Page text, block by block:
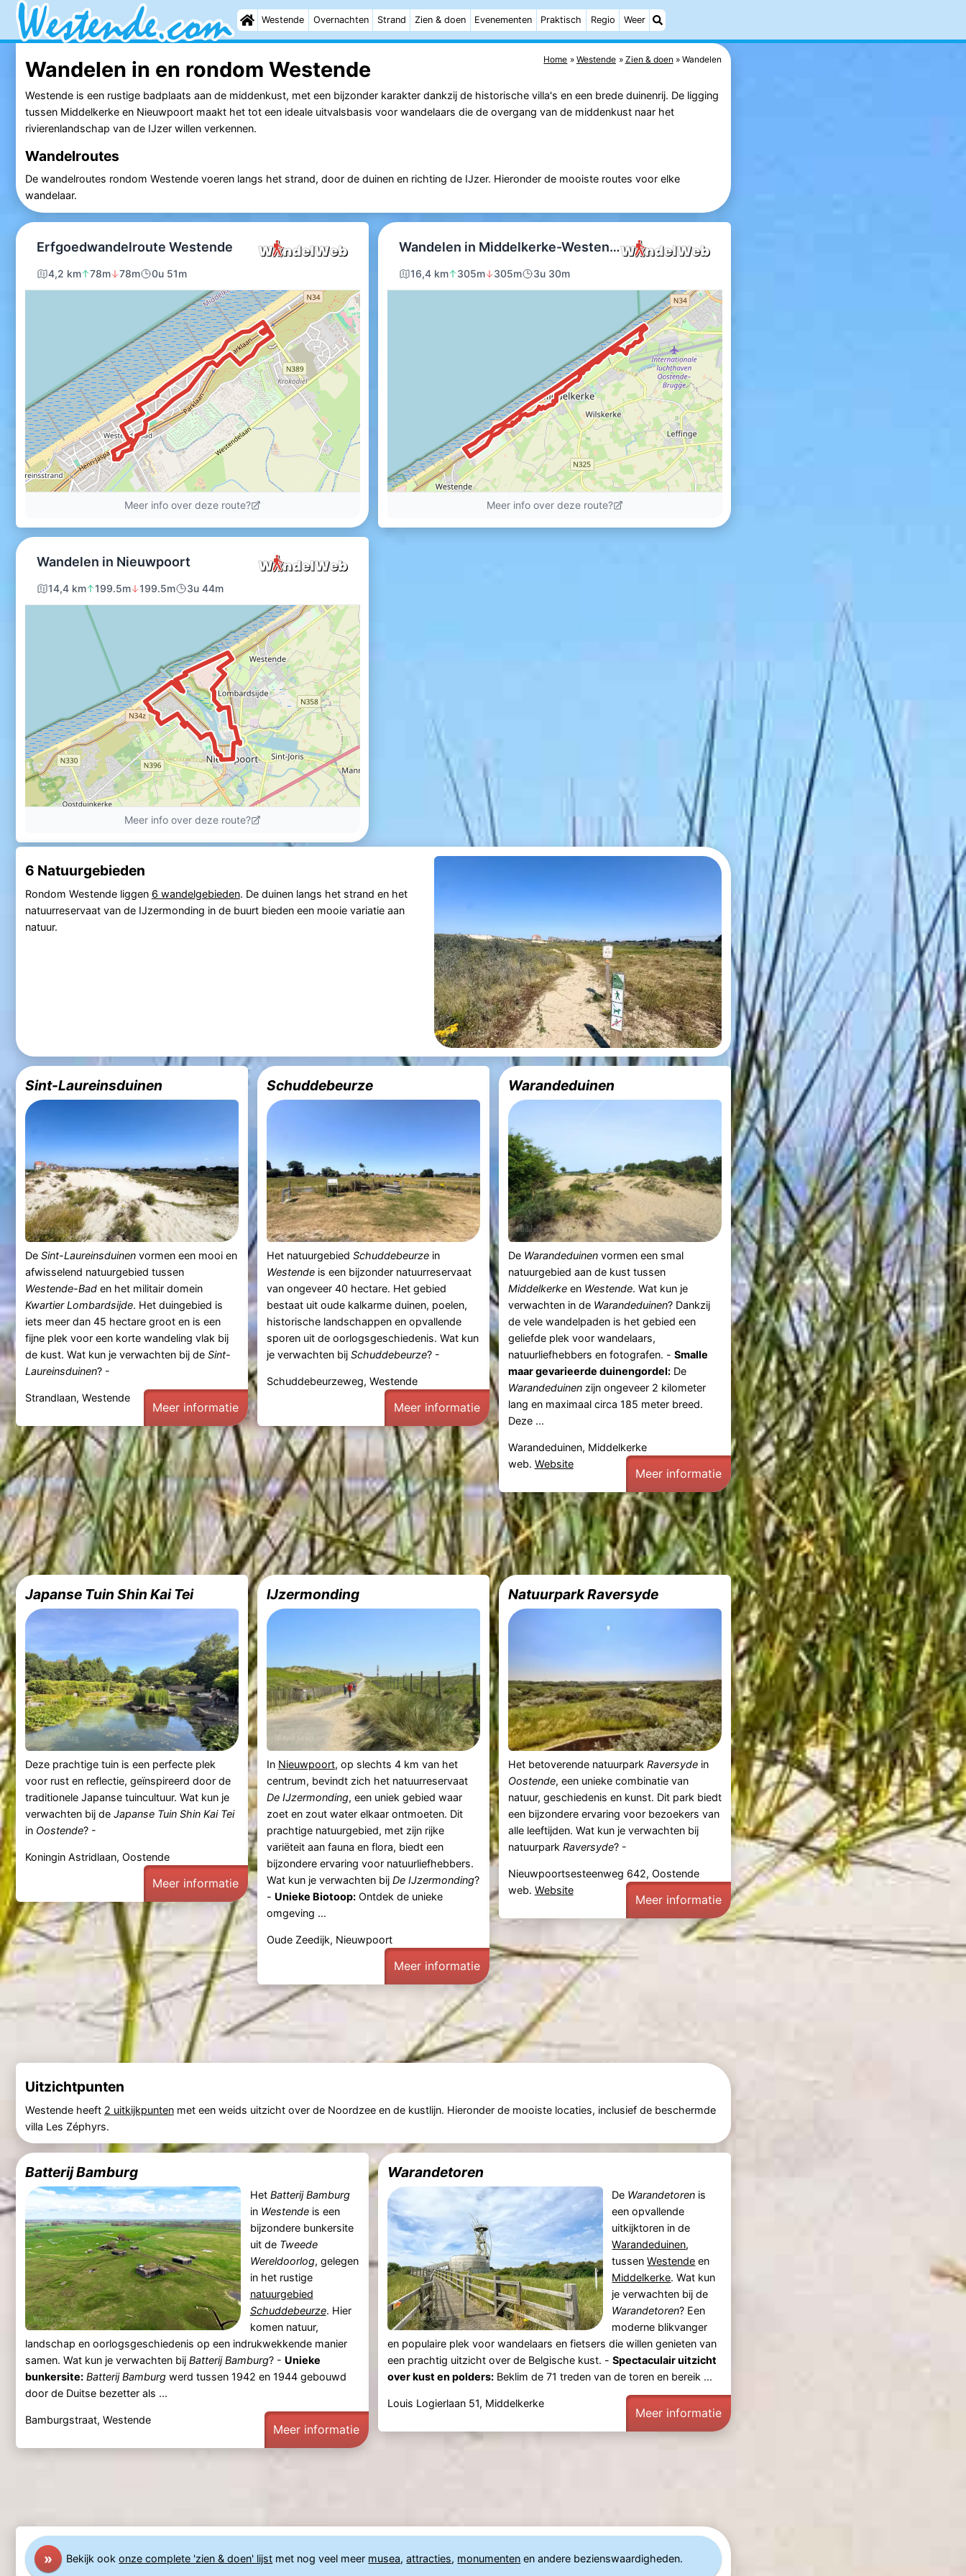
Westende Overnachten Strand Zien & doen Evenementen Praktisch Regio Weer
Home Westende Zien & doen Wandelen
Wandelen in en rondom Westende
Westende is een rustige badplaats aan de middenkust, met een bijzonder karakter dankzij de historische villa's en een brede duinenrij. De ligging
tussen Middelkerke en Nieuwpoort maakt het tot een ideale uitvalsbasis voor wandelaars die de overgang van de middenkust naar het
rivierenlandschap van de IJzer willen verkennen.
Wandelroutes
De wandelroutes rondom Westende voeren langs het strand, door de duinen en richting de IJzer. Hieronder de mooiste routes voor elke
wandelaar.
6 Natuurgebieden
Rondom Westende liggen 6 wandelgebieden. De duinen langs het strand en het
natuurreservaat van de IJzermonding in de buurt bieden een mooie variatie aan
natuur.
Sint-Laureinsduinen
De Sint-Laureinsduinenvormen een mooi en
afwisselend natuurgebied tussen
Westende-Baden het militair domein
Kwartier Lombardsijde. Het duingebied is
iets meer dan 45 hectare groot en is een
fijne plek voor een korte wandeling vlak bij
de kust. Wat kun je verwachten bij de Sint-
Laureinsduinen? -
Strandlaan, Westende
Meer informatie
Schuddebeurze
Het natuurgebied Schuddebeurzein
Westendeis een bijzonder natuurreservaat
van ongeveer 40 hectare. Het gebied
bestaat uit oude kalkarme duinen, poelen,
historische landschappen en opvallende
sporen uit de oorlogsgeschiedenis. Wat kun
je verwachten bij Schuddebeurze? -
Schuddebeurzeweg, Westende
Meer informatie
Warandeduinen
De Warandeduinenvormen een smal
natuurgebied aan de kust tussen
Middelkerkeen Westende. Wat kun je
verwachten in de Warandeduinen? Dankzij
de vele wandelpaden is het gebied een
geliefde plek voor wandelaars,
natuurliefhebbers en fotografen. - Smalle
maar gevarieerde duinengordel:De
Warandeduinenzijn ongeveer 2 kilometer
lang en maximaal circa 185 meter breed.
Deze ...
Warandeduinen, Middelkerke
web. Website
Meer informatie
Japanse Tuin Shin Kai Tei
Deze prachtige tuin is een perfecte plek
voor rust en reflectie, geïnspireerd door de
traditionele Japanse tuincultuur. Wat kun je
verwachten bij de Japanse Tuin Shin Kai Tei
in Oostende? -
Koningin Astridlaan, Oostende
Meer informatie
IJzermonding
In Nieuwpoort, op slechts 4 km van het
centrum, bevindt zich het natuurreservaat
De IJzermonding, een uniek gebied waar
zoet en zout water elkaar ontmoeten. Dit
prachtige natuurgebied, met zijn rijke
variëteit aan fauna en flora, biedt een
bijzondere ervaring voor natuurliefhebbers.
Wat kun je verwachten bij De IJzermonding?
- Unieke Biotoop:Ontdek de unieke
omgeving ...
Oude Zeedijk, Nieuwpoort
Meer informatie
Natuurpark Raversyde
Het betoverende natuurpark Raversydein
Oostende, een unieke combinatie van
natuur, geschiedenis en kunst. Dit park biedt
een bijzondere ervaring voor bezoekers van
alle leeftijden. Wat kun je verwachten bij
natuurpark Raversyde? -
Nieuwpoortsesteenweg 642, Oostende
web. Website
Meer informatie
Uitzichtpunten
Westende heeft 2 uitkijkpuntenmet een weids uitzicht over de Noordzee en de kustlijn. Hieronder de mooiste locaties, inclusief de beschermde
villa Les Zéphyrs.
Batterij Bamburg
Het Batterij Bamburg
in Westendeis een
bijzondere bunkersite
uit de Tweede
Wereldoorlog, gelegen
in het rustige
natuurgebied
Schuddebeurze. Hier
komen natuur,
landschap en oorlogsgeschiedenis op een indrukwekkende manier
samen. Wat kun je verwachten bij Batterij Bamburg? - Unieke
bunkersite: Batterij Bamburgwerd tussen 1942 en 1944 gebouwd
door de Duitse bezetter als ...
Bamburgstraat, Westende
Meer informatie
Warandetoren
De Warandetoren is
een opvallende
uitkijktoren in de
Warandeduinen,
tussenWestende en
Middelkerke. Wat kun
je verwachten bij de
Warandetoren? Een
moderne blikvanger
en populaire plek voor wandelaars en fietsers die willen genieten van
een prachtig uitzicht over de Belgische kust. - Spectaculair uitzicht
over kust en polders:Beklim de 71 treden van de toren en bereik ...
Louis Logierlaan 51, Middelkerke
Meer informatie
» Bekijk ookonze complete 'zien & doen' lijst met nog veel meer musea,attracties, monumenten en andere bezienswaardigheden.